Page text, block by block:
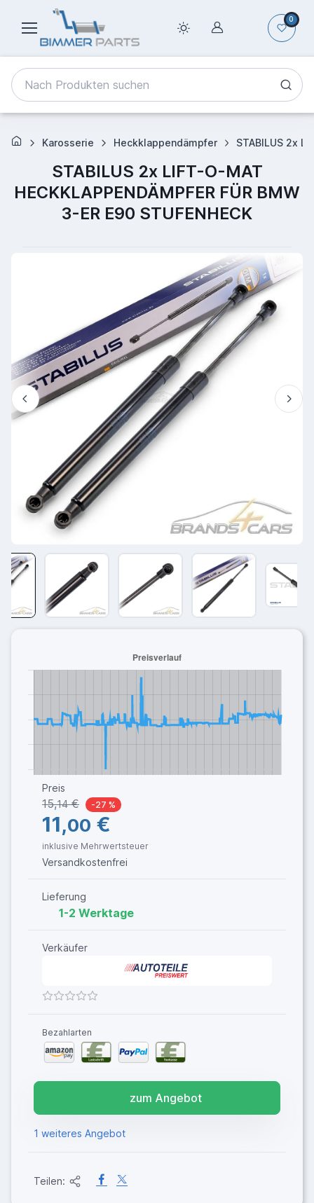
0
Karosserie Heckklappendämpfer STABILUS 2x
STABILUS 2x LIFT-O-MAT
HECKKLAPPENDÄMPFER FÜR BMW
3-ER E90 STUFENHECK
Preis
15,14€ -27 %
11,00 €
inklusive Mehrwertsteuer
Versandkostenfrei
Lieferung
1-2 Werktage
Verkäufer
Bezahlarten
zum Angebot
1 weiteres Angebot
Teilen: